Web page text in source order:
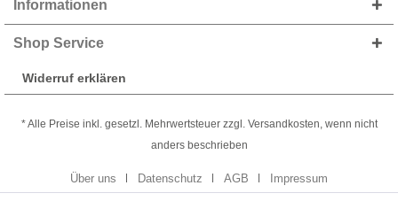
Informationen
Shop Service
Widerruf erklären
* Alle Preise inkl. gesetzl. Mehrwertsteuer zzgl. Versandkosten, wenn nicht
anders beschrieben
Über uns Datenschutz AGB Impressum